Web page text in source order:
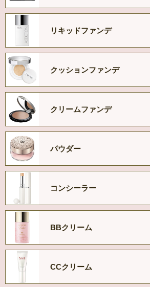
リキッドファンデ
クッションファンデ
クリームファンデ
パウダー
コンシーラー
BBクリーム
CCクリーム